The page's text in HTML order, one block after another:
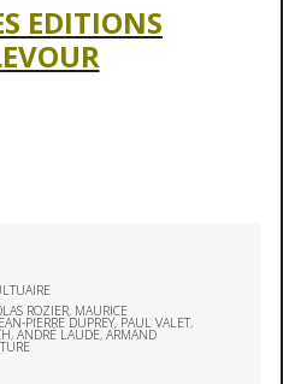
EDITIONS
ROZIER, MAURICE
PIERRE DUPREY, PAUL VALET,
,ANDRÉ LAUDE,ARMAND